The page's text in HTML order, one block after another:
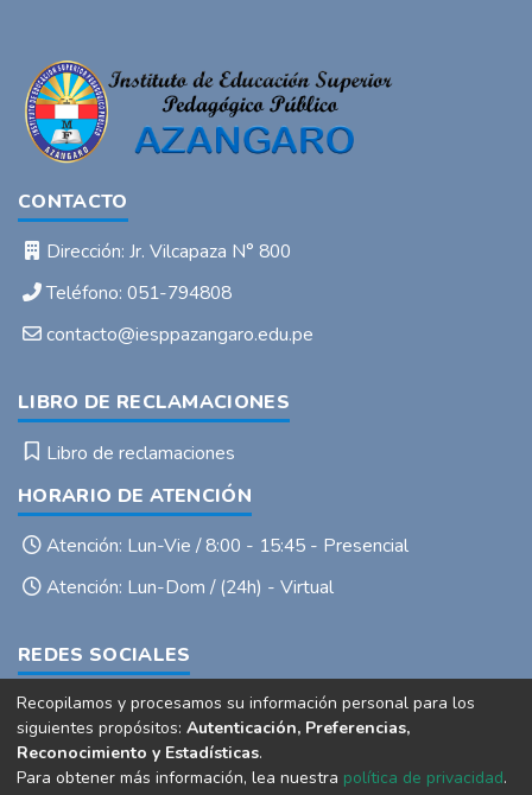
CONTACTO
Dirección: Jr. Vilcapaza N° 800
Teléfono: 051-794808
contacto@iesppazangaro.edu.pe
LIBRO DE RECLAMACIONES
Libro de reclamaciones
HORARIO DE ATENCIÓN
Atención: Lun-Vie / 8:00 - 15:45 - Presencial
Atención: Lun-Dom / (24h) - Virtual
REDES SOCIALES
f X ▶
Recopilamos y procesamos su información personal para los
siguientes propósitos: Autenticación, Preferencias,
Reconocimiento y Estadísticas.
Para obtener más información, lea nuestra política de privacidad.